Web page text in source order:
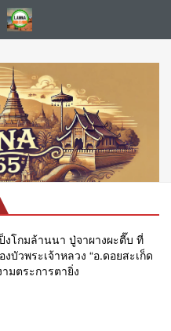
ป็งโกมล้านนา ปู่จาผางผะตี๊บ ที่
งบัวพระเจ้าหลวง “อ.ดอยสะเก็ด
ามตระการตายิ่ง